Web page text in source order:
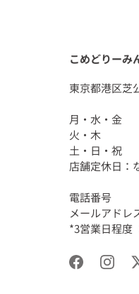
こめどりーみ
東京都港区芝
月・水・金
火・木
土・日・祝
店舗定休日：
電話番号
メールアド
*3営業日程度